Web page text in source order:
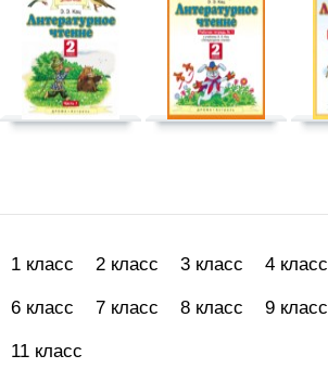
1 класс 2 класс 3 класс 4 класс
6 класс 7 класс 8 класс 9 класс
11 класс